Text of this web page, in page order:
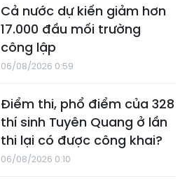
Cả nước dự kiến giảm hơn
17.000 đầu mối trường
công lập
06/08/2026 0:59
Điểm thi, phổ điểm của 328
thí sinh Tuyên Quang ở lần
thi lại có được công khai?
06/08/2026 0:10